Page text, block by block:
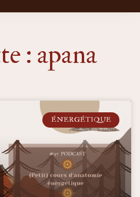
: apana
ÉNERGÉTIQUE